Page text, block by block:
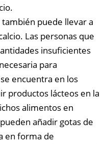
también puede llevar a
Las personas que
insuficientes
para
encuentra en los
productos lácteos en la
alimentos en
añadir gotas de
en forma de